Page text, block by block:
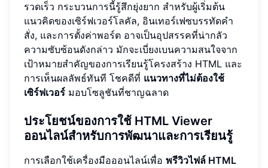
รวดเร็ว กระบวนการนี้รู้สึกยุ่งยาก สำหรับผู้เริ่มต้น
แนวคิดของเซิร์ฟเวอร์โลคัล, อินเทอร์เฟซบรรทัดคำ
สั่ง, และการตั้งค่าพอร์ต อาจเป็นอุปสรรคที่น่ากลัว
ความซับซ้อนดังกล่าว มักจะเบี่ยงเบนความสนใจจาก
เป้าหมายสำคัญของการเรียนรู้โครงสร้าง HTML และ
การเห็นผลลัพธ์ทันที โชคดีที่ แนวทางที่ไม่ต้องใช้
เซิร์ฟเวอร์ มอบโซลูชันที่ชาญฉลาด
ประโยชน์ของการใช้ HTML Viewer
ออนไลน์สำหรับการพัฒนาและการเรียนรู้
การเลือกใช้เครื่องมือออนไลน์เพื่อ พรีวิวไฟล์ HTML